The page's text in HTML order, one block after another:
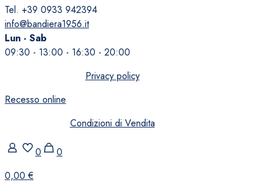
Tel. +39 0933 942394
info@bandiera1956.it
Lun - Sab
09:30 - 13:00 - 16:30 - 20:00
Privacy policy
Recesso online
Condizioni di Vendita
0
0
0,00 €